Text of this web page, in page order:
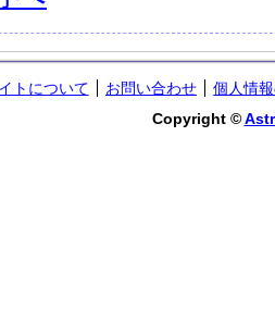
トについて お問い合わせ
個人情
Copyright ©